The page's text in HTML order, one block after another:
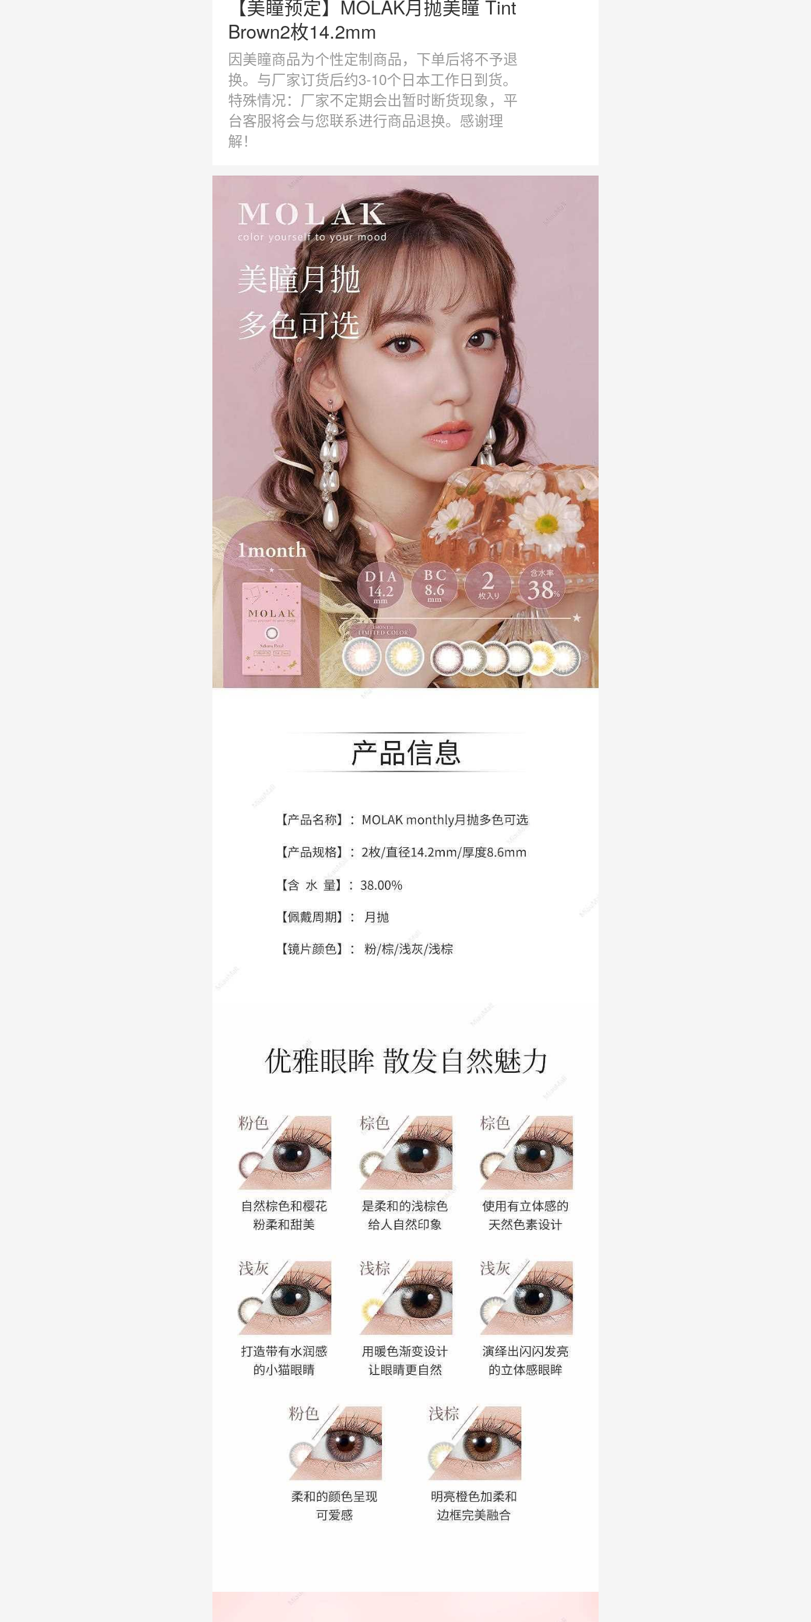
【美瞳预定】MOLAK月抛美瞳 Tint
Brown2枚14.2mm
因美瞳商品为个性定制商品，下单后将不予退
换。与厂家订货后约3-10个日本工作日到货。
特殊情况：厂家不定期会出暂时断货现象，平
台客服将会与您联系进行商品退换。感谢理
解！